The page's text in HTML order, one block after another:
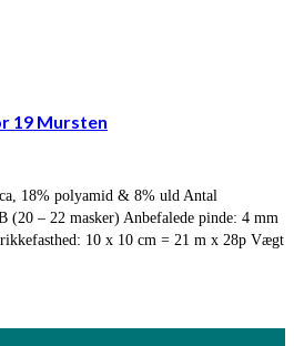
19 Mursten
18% polyamid & 8% uld Antal
(20 – 22 masker) Anbefalede pinde: 4 mm
10 x 10 cm = 21 m x 28p Vægt